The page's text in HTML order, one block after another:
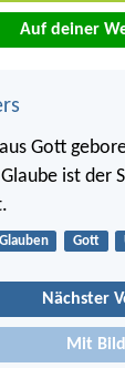
Auf deiner
Gott
ist der
Glauben Gott
Nächster
Mit Bild